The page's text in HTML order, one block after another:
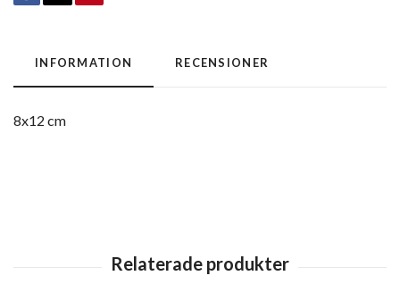
INFORMATION RECENSIONER
8x12 cm